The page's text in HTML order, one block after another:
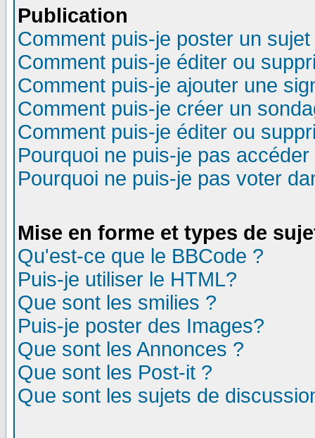
Publication
Comment puis-je poster un
Comment puis-je éditer ou
Comment puis-je ajouter une
Comment puis-je créer un
Comment puis-je éditer ou
Pourquoi ne puis-je pas
Pourquoi ne puis-je pas voter
Mise en forme et types de
Qu'est-ce que le BBCode ?
Puis-je utiliser le HTML?
Que sont les smilies ?
Puis-je poster des Images?
Que sont les Annonces ?
Que sont les Post-it ?
Que sont les sujets de